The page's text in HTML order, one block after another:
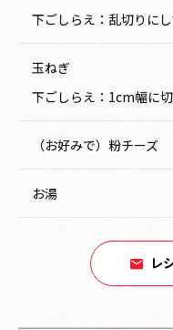
下ごしらえ：乱切りにし
玉ねぎ
下ごしらえ：1cm幅に切
（お好みで）粉チーズ
お湯
レ